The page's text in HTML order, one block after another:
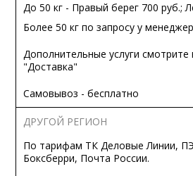
До 50 кг - Правый берег 700 руб.;
Более 50 кг по запросу у
Дополнительные услуги смотрите
"Доставка"
Самовывоз - бесплатно
ДРУГОЙ РЕГИОН
По тарифам ТК Деловые Линии,
Боксберри, Почта России.